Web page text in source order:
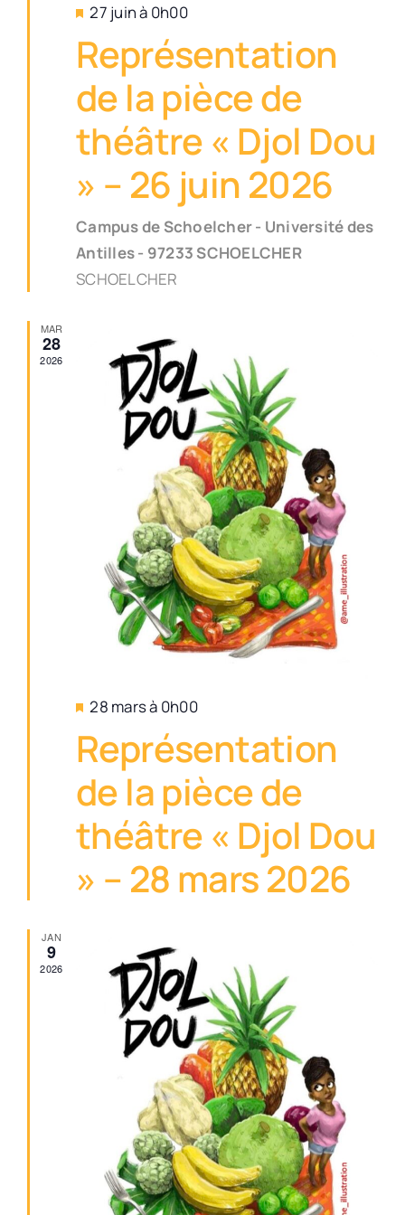
Mis
en
avant
27 juin à 0h00
Représentation
de la pièce de
théâtre « Djol Dou
» – 26 juin 2026
Campus de Schoelcher - Université des
Antilles - 97233 SCHOELCHER
SCHOELCHER
MAR
28
2026
Mis
en
avant
28 mars à 0h00
Représentation
de la pièce de
théâtre « Djol Dou
» – 28 mars 2026
JAN
9
2026